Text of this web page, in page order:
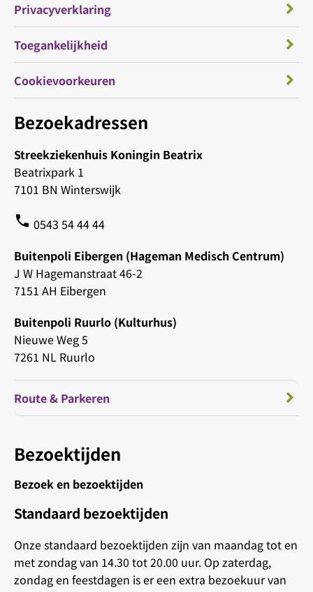
Bezoekadressen
Streekziekenhuis Koningin Beatrix
Beatrixpark 1
7101 BN Winterswijk
phone 0543 54 44 44
Buitenpoli Eibergen (Hageman Medisch Centrum)
J W Hagemanstraat 46-2
7151 AH Eibergen
Buitenpoli Ruurlo (Kulturhus)
Nieuwe Weg 5
7261 NL Ruurlo
Route & Parkeren
Bezoektijden
Bezoek en bezoektijden
Standaard bezoektijden
Onze standaard bezoektijden zijn van maandag tot en
met zondag van 14.30 tot 20.00 uur. Op zaterdag,
zondag en feestdagen is er een extra bezoekuur van
Privacyverklaring
Toegankelijkheid
Cookievoorkeuren